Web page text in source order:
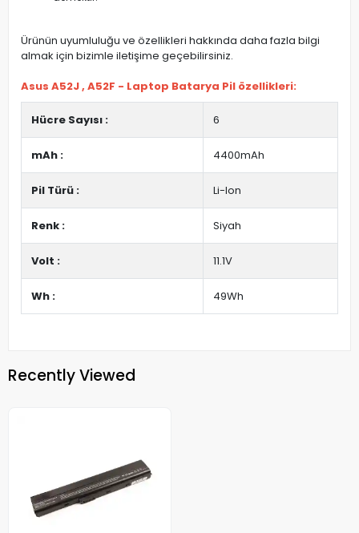
Ürünün uyumluluğu ve özellikleri hakkında daha fazla bilgi
almak için bizimle iletişime geçebilirsiniz.
Asus A52J , A52F - Laptop Batarya Pil özellikleri:
Hücre Sayısı : 6
mAh : 4400mAh
Pil Türü : Li-Ion
Renk : Siyah
Volt : 11.1V
Wh : 49Wh
Recently Viewed